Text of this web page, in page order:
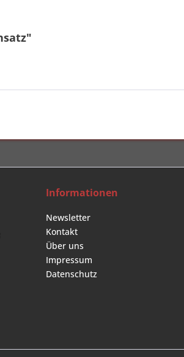
Informationen
Newsletter
Kontakt
Über uns
Impressum
Datenschutz